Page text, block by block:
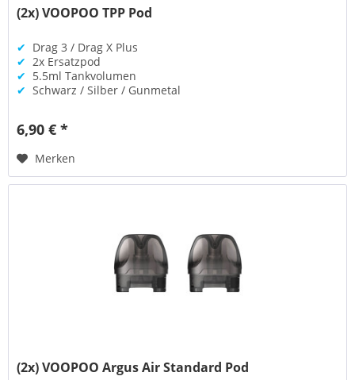
(2x) VOOPOO TPP Pod
✔ Drag 3 / Drag X Plus
✔ 2x Ersatzpod
✔ 5.5ml Tankvolumen
✔ Schwarz / Silber / Gunmetal
6,90 € *
Merken
(2x) VOOPOO Argus Air Standard Pod